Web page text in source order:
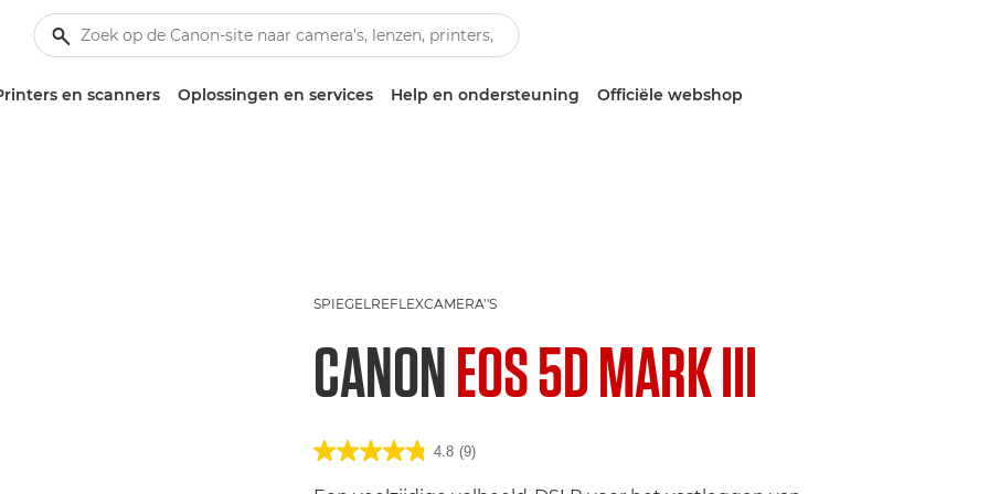
en scanners Oplossingen en services Help en ondersteuning Officiële webshop
SPIEGELREFLEXCAMERA''S
CANONEOS 5D MARK III
4.8 (9)